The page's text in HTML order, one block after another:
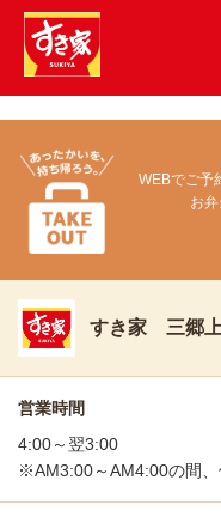
WEBでご予
お
すき家 三郷
営業時間
4:00～翌3:00
※AM3:00～AM4:00の間、